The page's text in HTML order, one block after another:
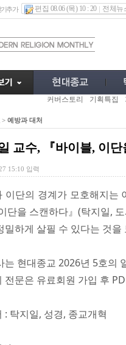
추가 편집 08.06 (목) 10 : 20 전체뉴
커버스토리 기획특집
> 예방과 대처
교수, 『바이블, 이
15:10 입력
이단의 경계가 모호해지는
단을 스캔하다』(탁지일,
밀하게 살필 수 있다는 것을
는 현대종교 2026년 5호의
전문은 유료회원 가입 후
: 탁지일, 성경, 종교개혁